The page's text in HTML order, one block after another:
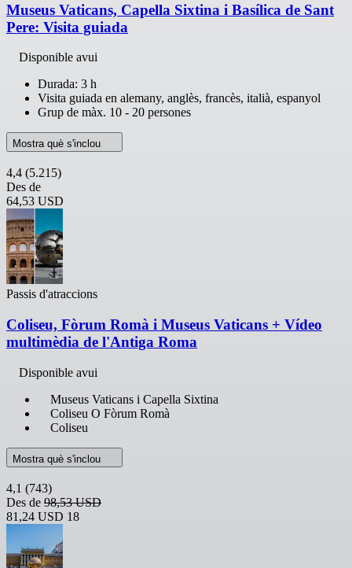
Museus Vaticans, Capella Sixtina i Basílica de Sant
Pere: Visita guiada
Disponible avui
Durada: 3 h
Visita guiada en alemany, anglès, francès, italià, espanyol
Grup de màx. 10 - 20 persones
Mostra què s'inclou
4,4 (5.215)
Des de
64,53 USD
Passis d'atraccions
Coliseu, Fòrum Romà i Museus Vaticans + Vídeo
multimèdia de l'Antiga Roma
Disponible avui
Museus Vaticans i Capella Sixtina
Coliseu O Fòrum Romà
Coliseu
Mostra què s'inclou
4,1 (743)
Des de 98,53 USD
81,24 USD 18